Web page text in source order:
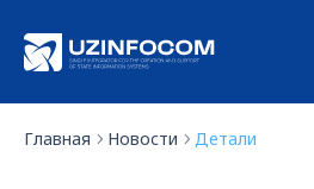
Главная Новости Детали